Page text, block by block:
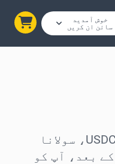
خوش آمدید
سائن ان کریں
Ozon.ru گفٹ کارڈز بٹ کوائن، ایتھریم، USDC، USDT، سولانا
کے بعد، آپ کو